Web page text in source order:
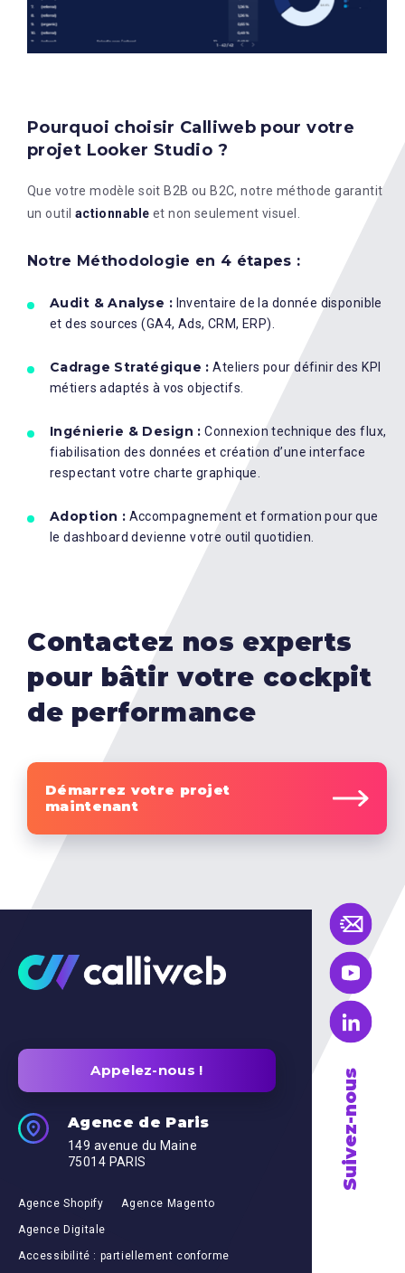
Pourquoi choisir Calliweb pour votre
projet Looker Studio ?
Que votre modèle soit B2B ou B2C, notre méthode garantit
un outil actionnable et non seulement visuel .
Notre Méthodologie en 4 étapes :
Audit & Analyse : Inventaire de la donnée disponible
et des sources (GA4, Ads, CRM, ERP).
Cadrage Stratégique : Ateliers pour définir des KPI
métiers adaptés à vos objectifs.
Ingénierie & Design : Connexion technique des flux,
fiabilisation des données et création d’une interface
respectant votre charte graphique.
Adoption : Accompagnement et formation pour que
le dashboard devienne votre outil quotidien.
Contactez nos experts
pour bâtir votre cockpit
de performance
Démarrez votre projet
maintenant
Appelez-nous !
Agence de Paris
149 avenue du Maine
75014 PARIS
Agence Shopify Agence Magento
Agence Digitale
Accessibilité : partiellement conforme
Suivez-nous